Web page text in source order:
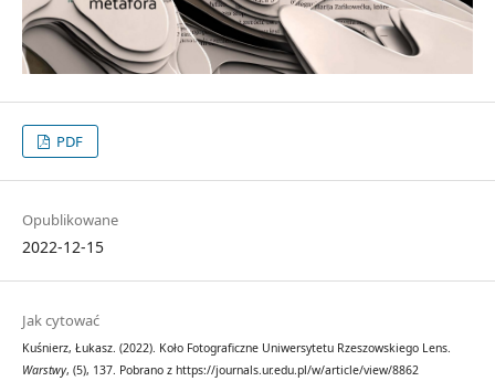
PDF
Opublikowane
2022-12-15
Jak cytować
Kuśnierz, Łukasz. (2022). Koło Fotograficzne Uniwersytetu Rzeszowskiego Lens.
Warstwy, (5), 137. Pobrano z https://journals.ur.edu.pl/w/article/view/8862